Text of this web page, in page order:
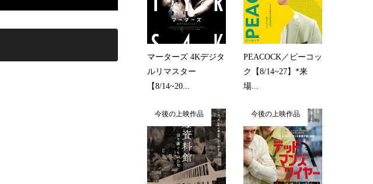
マーターズ 4Kデジタ
ルリマスター
【8/14~20...
PEACOCK／ピーコッ
ク【8/14~27】*来
場...
今後の上映作品 今後の上映作品